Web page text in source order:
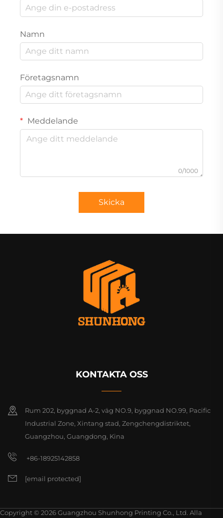
Namn
Företagsnamn
Meddelande
0/1000
Skicka
KONTAKTA OSS
Rum 202, byggnad A-2, väg NO.9, byggnad NO.99, Pacific
Industrial Zone, Xintang stad, Zengchengdistriktet,
Guangzhou, Guangdong, Kina
+86-18925142858
[email protected]
Copyright © 2026 Guangzhou Shunhong Printing Co., Ltd. Alla